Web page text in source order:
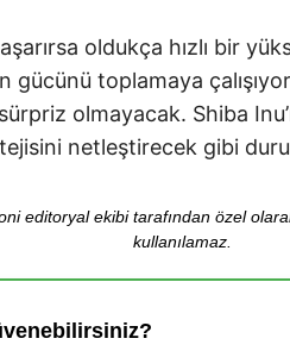
oldukça hızlı bir
gücünü toplamaya
olmayacak. Shiba
netleştirecek gibi
editoryal ekibi tarafından özel
kullanılamaz.